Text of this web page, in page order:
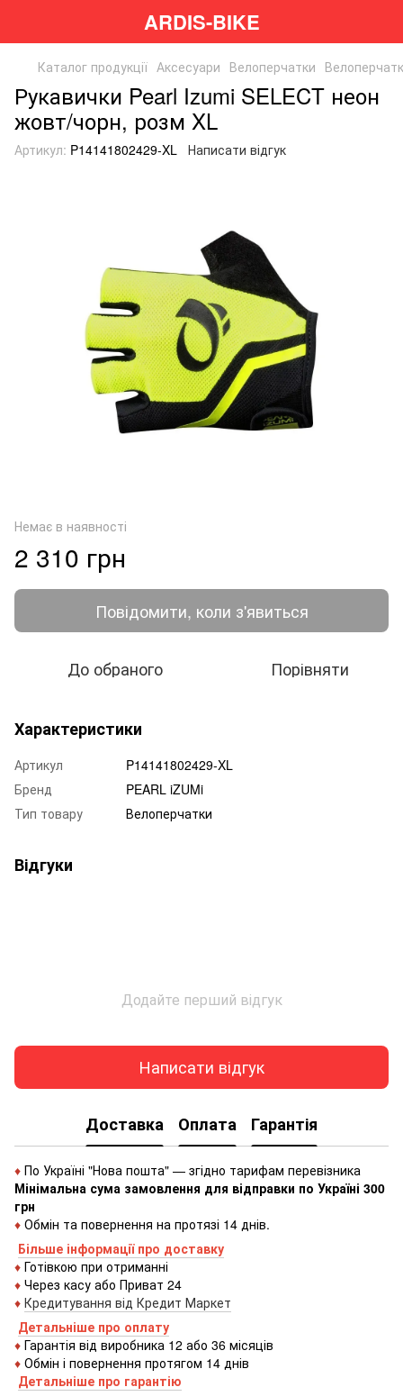
ARDIS-BIKE
Каталог продукції Аксесуари Велоперчатки
Рукавички Pearl Izumi SELECT неон
жовт/чорн, розм XL
Артикул: P14141802429-XL Написати відгук
Немає в наявності
2 310 грн
Повідомити, коли з'явиться
До обраного Порівняти
Характеристики
Артикул
P14141802429-XL
Бренд
PEARL iZUMi
Тип товару
Велоперчатки
Відгуки
Додайте перший відгук
Написати відгук
Доставка Оплата Гарантія
♦ По Україні "Нова пошта" — згідно тарифам перевізника
Мінімальна сума замовлення для відправки по Україні 300
грн
♦ Обмін та повернення на протязі 14 днів.
Більше інформації про доставку
♦ Готівкою при отриманні
♦ Через касу або Приват 24
♦ Кредитування від Кредит Маркет
Детальніше про оплату
♦ Гарантія від виробника 12 або 36 місяців
♦ Обмін і повернення протягом 14 днів
Детальніше про гарантію